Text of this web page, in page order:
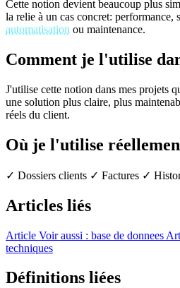
Cette notion devient beaucoup plus
la relie à un cas concret: performance,
automatisation ou maintenance.
Comment je l'utilise
J'utilise cette notion dans mes projets
une solution plus claire, plus
réels du client.
Où je l'utilise
✓ Dossiers clients ✓ Factures ✓
Articles liés
Article Voir aussi : base de donnees
techniques
Définitions liées